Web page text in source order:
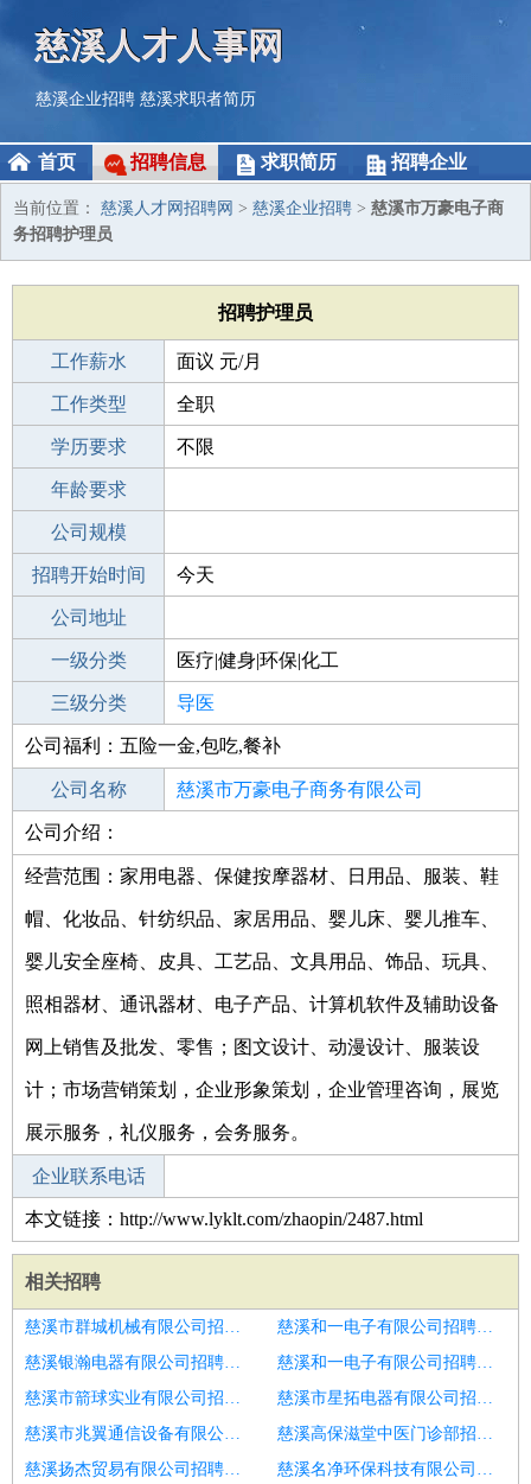
慈溪人才人事网
慈溪企业招聘 慈溪求职者简历
首页 招聘信息 求职简历 招聘企业
当前位置： 慈溪人才网招聘网 > 慈溪企业招聘 > 慈溪市万豪电子商
务招聘护理员
招聘护理员
工作薪水 面议 元/月
招聘人数 1人
工作类型 全职
性别要求 -
学历要求 不限
工作经验
年龄要求
工作地点
公司规模
公司电话
招聘开始时间 今天
招聘结束时间
公司地址
一级分类 医疗|健身|环保|化工
二级分类 医疗/护理
三级分类 导医
其他行业 制药/生物工程/医护
公司福利：五险一金,包吃,餐补
公司名称 慈溪市万豪电子商务有限公司
公司类型
人独资)
公司介绍：
经营范围：家用电器、保健按摩器材、日用品、服装、鞋
帽、化妆品、针纺织品、家居用品、婴儿床、婴儿推车、
婴儿安全座椅、皮具、工艺品、文具用品、饰品、玩具、
照相器材、通讯器材、电子产品、计算机软件及辅助设备
网上销售及批发、零售；图文设计、动漫设计、服装设
计；市场营销策划，企业形象策划，企业管理咨询，展览
展示服务，礼仪服务，会务服务。
企业联系电话
本文链接：http://www.lyklt.com/zhaopin/2487.html
相关招聘
慈溪市群城机械有限公司招聘导医
慈溪和一电子有限公司招聘导医
慈溪银瀚电器有限公司招聘导医
慈溪和一电子有限公司招聘导医
慈溪市箭球实业有限公司招聘导医
慈溪市星拓电器有限公司招聘导医
慈溪市兆翼通信设备有限公司招聘导医
慈溪高保滋堂中医门诊部招聘导医
慈溪扬杰贸易有限公司招聘病案室
慈溪名净环保科技有限公司招聘新媒体咨询